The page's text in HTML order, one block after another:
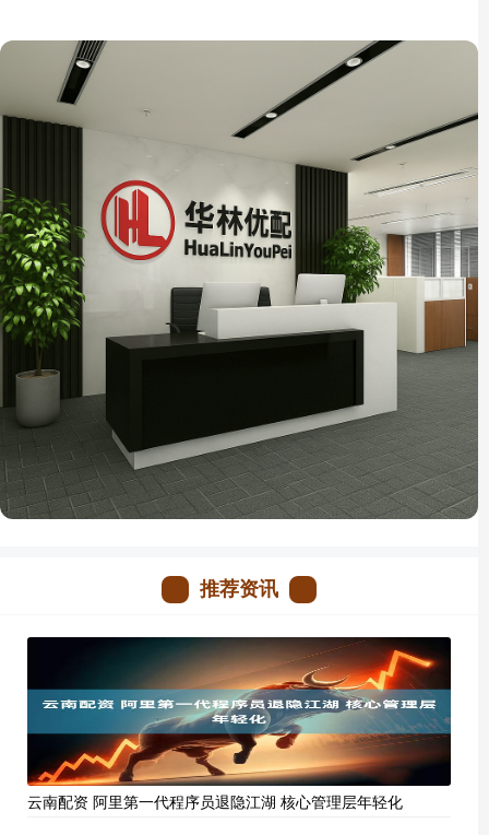
推荐资讯
云南配资 阿里第一代程序员退隐江湖 核心管理层年轻化